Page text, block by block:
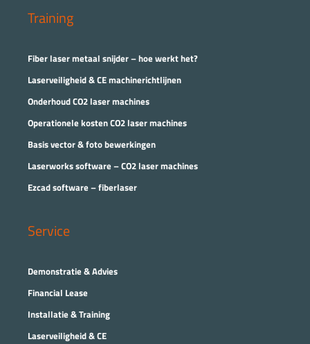
Training
Fiber laser metaal snijder – hoe werkt het?
Laserveiligheid & CE machinerichtlijnen
Onderhoud CO2 laser machines
Operationele kosten CO2 laser machines
Basis vector & foto bewerkingen
Laserworks software – CO2 laser machines
Ezcad software – fiberlaser
Service
Demonstratie & Advies
Financial Lease
Installatie & Training
Laserveiligheid & CE